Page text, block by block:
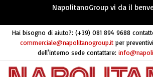
NapolitanoGroup vi da il
Hai bisogno di aiuto?: (+39) 081 894 9688
commerciale@napolitanogroup.it per
dell'interno sede contattare: